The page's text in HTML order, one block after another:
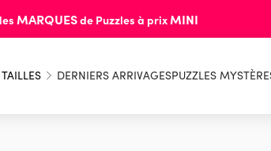
MARQUESde Puzzles à prix MINI
TAILLES DERNIERS ARRIVAGESPUZZLES